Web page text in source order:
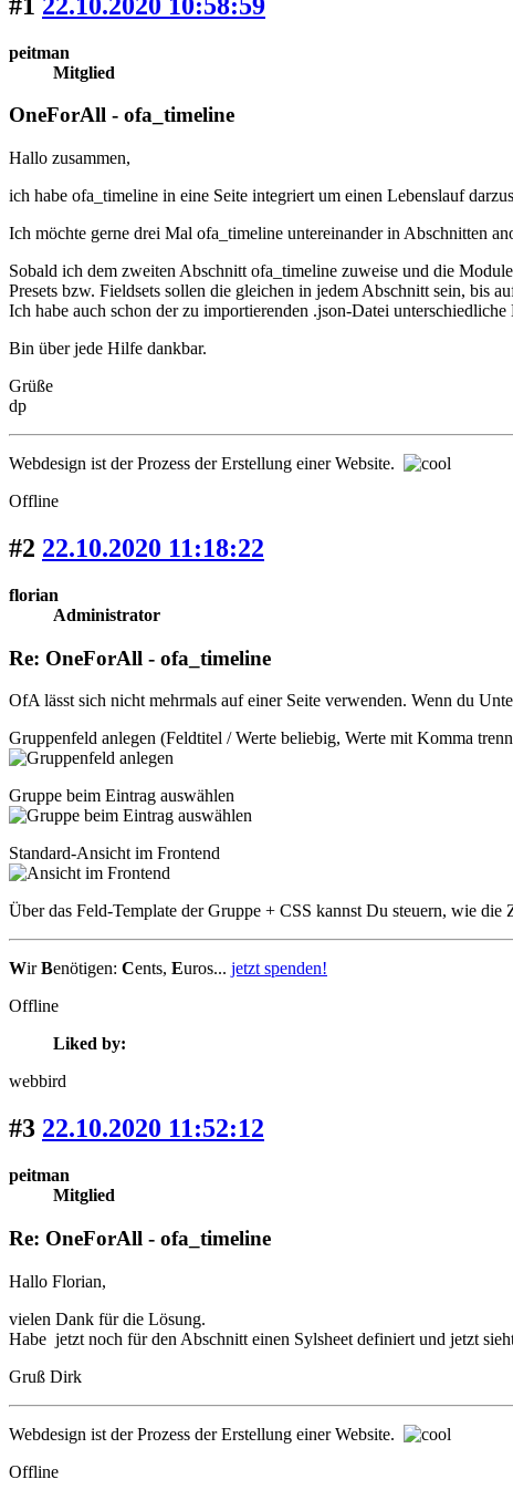
peitman
Mitglied
OneForAll - ofa_timeline
Hallo zusammen,
ich habe ofa_timeline in eine Seite integriert um einen Lebenslauf
Ich möchte gerne drei Mal ofa_timeline untereinander in Abschnitten
Sobald ich dem zweiten Abschnitt ofa_timeline zuweise und die
Presets bzw. Fieldsets sollen die gleichen in jedem Abschnitt sein, bis
Ich habe auch schon der zu importierenden .json-Datei
Bin über jede Hilfe dankbar.
Grüße
dp
Webdesign ist der Prozess der Erstellung einer Website.
Offline
#2 22.10.2020 11:18:22
florian
Administrator
Re: OneForAll - ofa_timeline
OfA lässt sich nicht mehrmals auf einer Seite verwenden. Wenn du
Gruppenfeld anlegen (Feldtitel / Werte beliebig, Werte mit Komma
Gruppe beim Eintrag auswählen
Standard-Ansicht im Frontend
Über das Feld-Template der Gruppe + CSS kannst Du steuern, wie die
WirBenötigen: Cents, Euros... jetzt spenden!
Offline
Liked by:
webbird
#3 22.10.2020 11:52:12
peitman
Mitglied
Re: OneForAll - ofa_timeline
Hallo Florian,
vielen Dank für die Lösung.
Habe jetzt noch für den Abschnitt einen Sylsheet definiert und jetzt
Gruß Dirk
Webdesign ist der Prozess der Erstellung einer Website.
Offline